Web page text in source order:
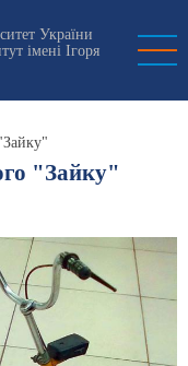
України
імені Ігоря
"Зайку"